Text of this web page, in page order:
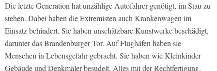
Die letzte Generation hat unzählige Autofahrer genötigt, im Stau zu
stehen. Dabei haben die Extremisten auch Krankenwagen im
Einsatz behindert. Sie haben unschätzbare Kunstwerke beschädigt,
darunter das Brandenburger Tor. Auf Flughäfen haben sie
Menschen in Lebensgefahr gebracht. Sie haben wie Kleinkinder
Gebäude und Denkmäler besudelt. Alles mit der Rechtfertigung,